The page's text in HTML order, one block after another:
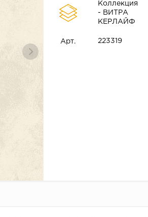
Коллекция
- ВИТРА
КЕРЛАЙФ
Арт. 223319